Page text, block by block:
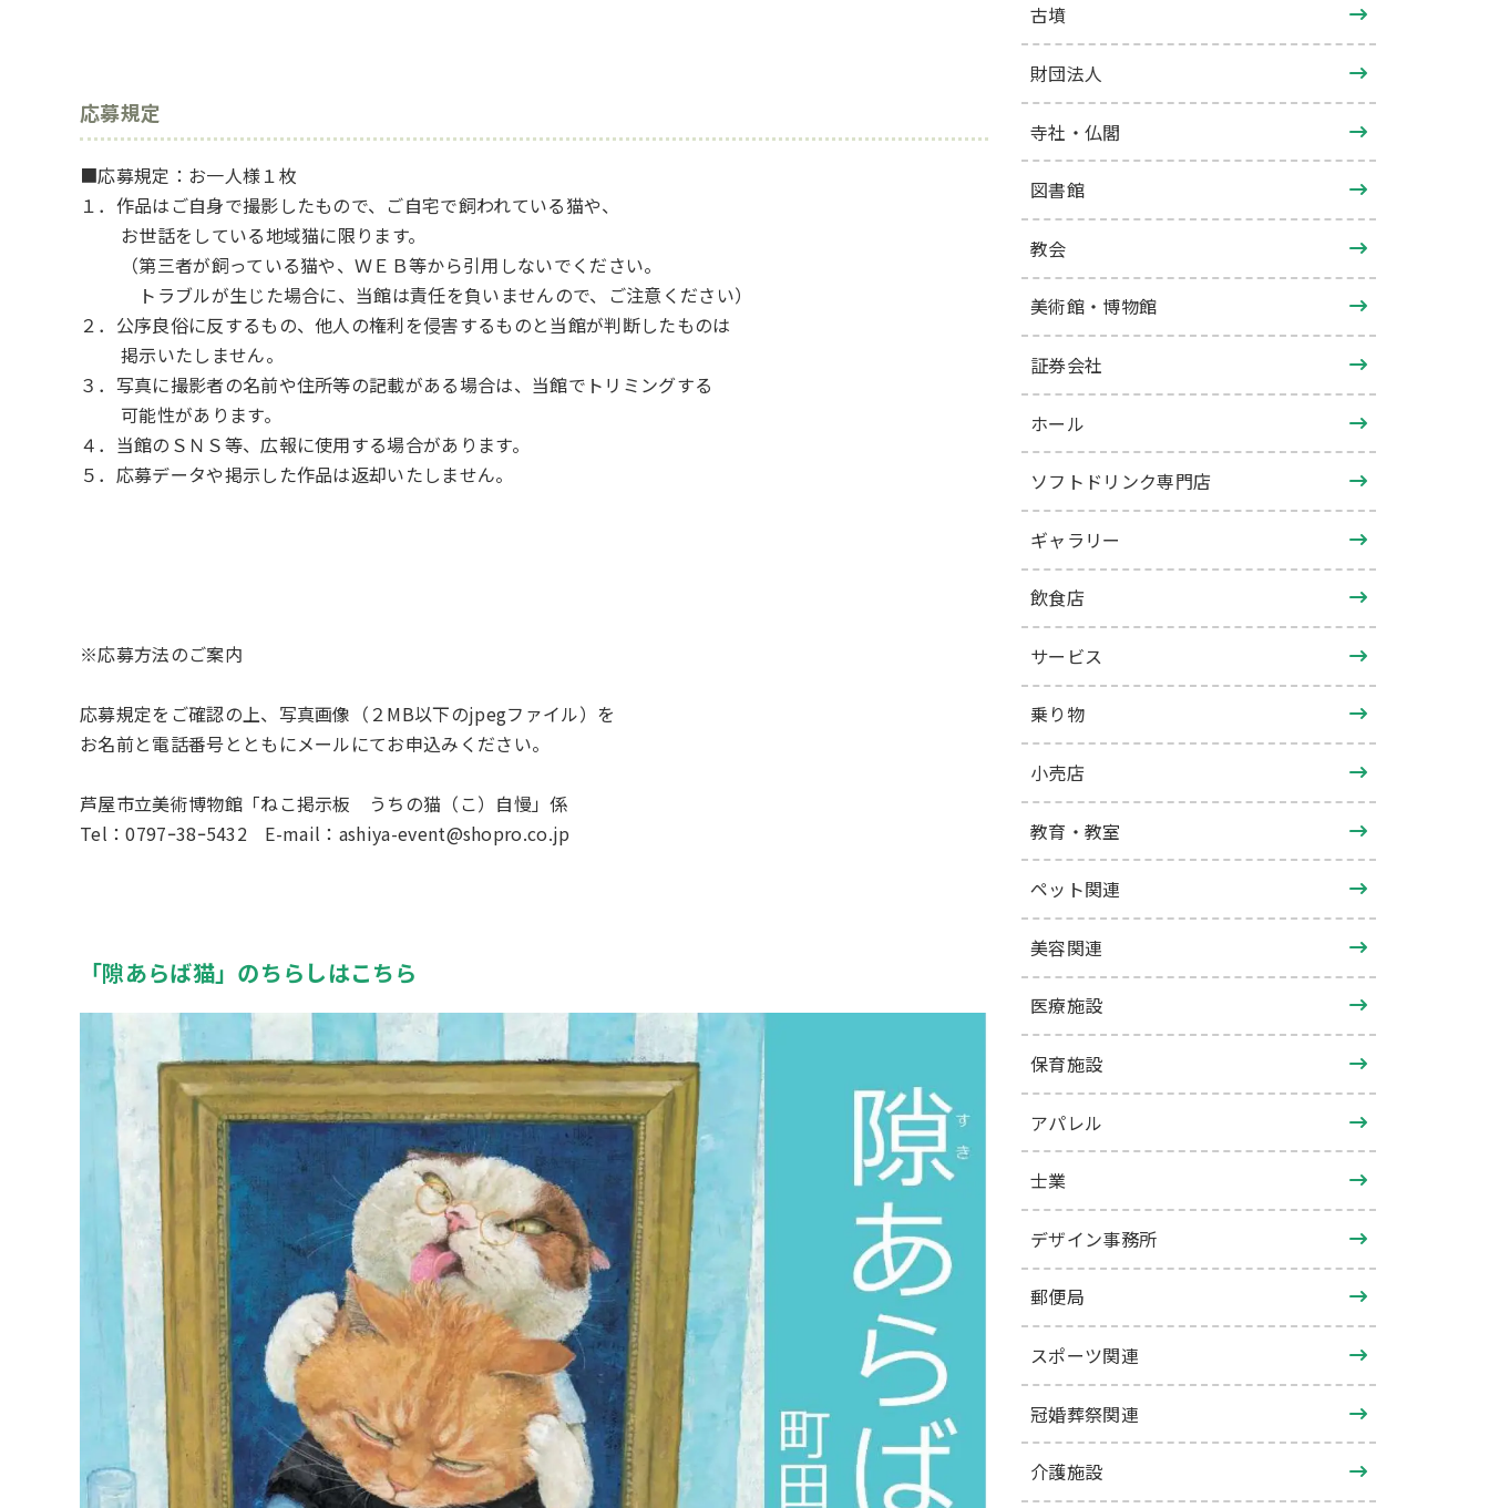
応募規定
■応募規定：お一人様１枚
１．作品はご自身で撮影したもので、ご自宅で飼われている猫や、
お世話をしている地域猫に限ります。
（第三者が飼っている猫や、ＷＥＢ等から引用しないでください。
トラブルが生じた場合に、当館は責任を負いませんので、ご注意ください）
２．公序良俗に反するもの、他人の権利を侵害するものと当館が判断したものは
掲示いたしません。
３．写真に撮影者の名前や住所等の記載がある場合は、当館でトリミングする
可能性があります。
４．当館のＳＮＳ等、広報に使用する場合があります。
５．応募データや掲示した作品は返却いたしません。
※応募方法のご案内
応募規定をご確認の上、写真画像（２MB以下のjpegファイル）を
お名前と電話番号とともにメールにてお申込みください。
芦屋市立美術博物館「ねこ掲示板 うちの猫（こ）自慢」係
Tel：0797ｰ38ｰ5432 E-mail：ashiya-event@shopro.co.jp
「隙あらば猫」のちらしはこちら
古墳
財団法人
寺社・仏閣
図書館
教会
美術館・博物館
証券会社
ホール
ソフトドリンク専門店
ギャラリー
飲食店
サービス
乗り物
小売店
教育・教室
ペット関連
美容関連
医療施設
保育施設
アパレル
士業
デザイン事務所
郵便局
スポーツ関連
冠婚葬祭関連
介護施設